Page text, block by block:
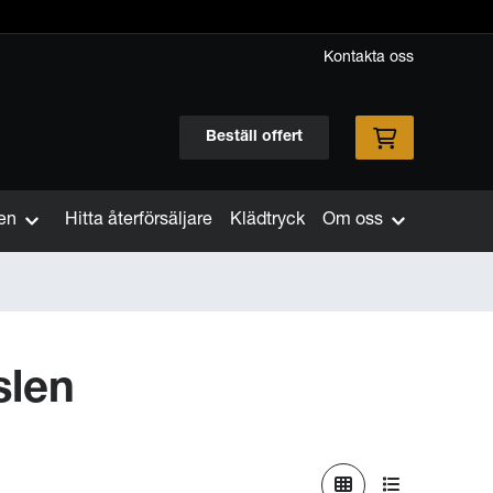
Kontakta oss
Beställ offert
Hitta återförsäljare Klädtryck Om oss